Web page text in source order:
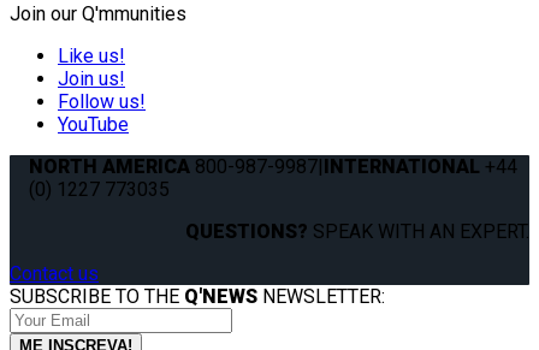
Join our Q'mmunities
Like us!
Join us!
Follow us!
YouTube
NORTH AMERICA 800-987-9987|INTERNATIONAL +44
(0) 1227 773035
QUESTIONS? SPEAK WITH AN EXPERT.
Contact us
SUBSCRIBE TO THE Q'NEWS NEWSLETTER: